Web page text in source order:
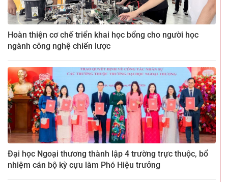
Hoàn thiện cơ chế triển khai học bổng cho người học
ngành công nghệ chiến lược
Đại học Ngoại thương thành lập 4 trường trực thuộc, bổ
nhiệm cán bộ kỳ cựu làm Phó Hiệu trưởng